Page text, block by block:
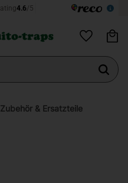
Favoriten
Zubehör & Ersatzteile